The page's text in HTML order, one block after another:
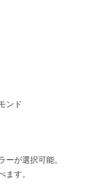
ンド
ーが選択可能。
ます。